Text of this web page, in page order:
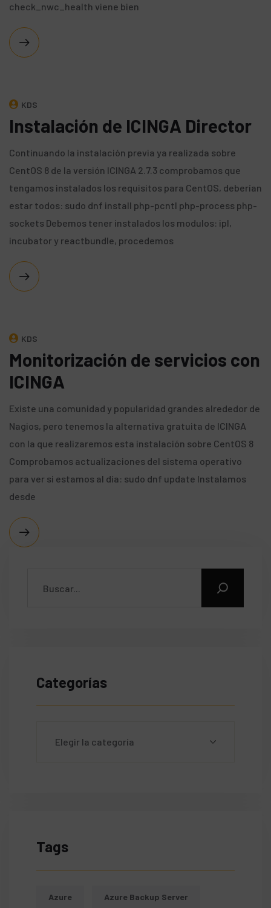
check_nwc_health viene bien
KDS
Instalación de ICINGA Director
Continuando la instalación previa ya realizada sobre
CentOS 8 de la versión ICINGA 2.7.3 comprobamos que
tengamos instalados los requisitos para CentOS, deberían
estar todos: sudo dnf install php-pcntl php-process php-
sockets Debemos tener instalados los modulos: ipl,
incubator y reactbundle, procedemos
KDS
Monitorización de servicios con
ICINGA
Existe una comunidad y popularidad grandes alrededor de
Nagios, pero tenemos la alternativa gratuita de ICINGA
con la que realizaremos esta instalación sobre CentOS 8
Comprobamos actualizaciones del sistema operativo
para ver si estamos al día: sudo dnf update Instalamos
desde
Categorías
Tags
Azure Azure Backup Server